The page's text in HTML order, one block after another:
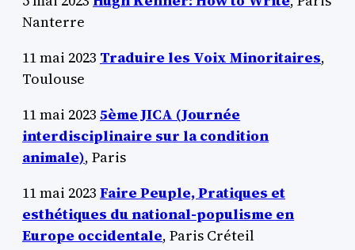
Nanterre
11 mai 2023 Traduire les Voix Minoritaires,
Toulouse
11 mai 2023 5ème JICA (Journée
interdisciplinaire sur la condition
animale), Paris
11 mai 2023 Faire Peuple, Pratiques et
esthétiques du national-populisme en
Europe occidentale, Paris Créteil